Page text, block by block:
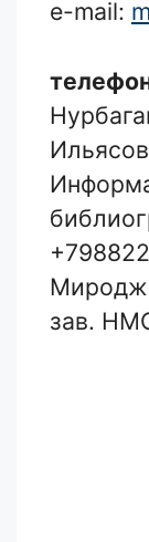
e-mail:
зав.